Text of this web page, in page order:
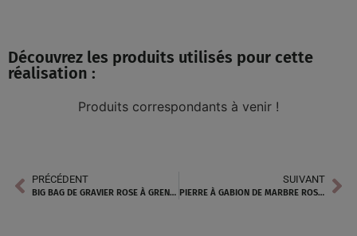
Découvrez les produits utilisés pour cette
réalisation :
Produits correspondants à venir !
PRÉCÉDENT
BIG BAG DE GRAVIER ROSE À GRENOBLE
SUIVANT
PIERRE À GABION DE MARBRE ROSE À BOURGES